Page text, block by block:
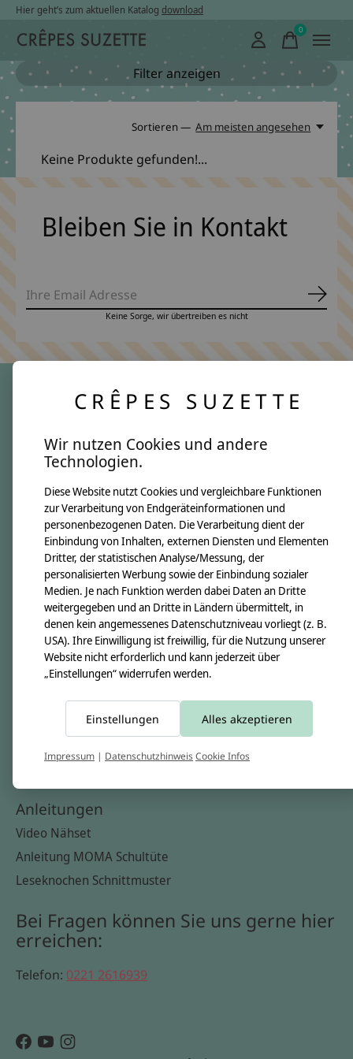
Hier geht’s zum aktuellen Katalog download
0items
Filter anzeigen
Sortieren — Am meisten angesehen
Keine Produkte gefunden!...
Bleiben Sie in Kontakt
Keine Sorge, wir übertreiben es nicht
Über uns
Unsere Creppies
Nähkästchen
Unsere Stoffe
Impressum
Informationen
Kontakt
Versandkosten & Rücksendungen
Zahlungsarten
Widerrufsbelehrung
Anleitungen
Video Nähset
Anleitung MOMA Schultüte
Leseknochen Schnittmuster
Bei Fragen können Sie uns gerne hier
erreichen:
Telefon: 0221 2616939
CRÊPES SUZETTE
Wir nutzen Cookies und andere
Technologien.
Diese Website nutzt Cookies und vergleichbare Funktionen
zur Verarbeitung von Endgeräteinformationen und
personenbezogenen Daten. Die Verarbeitung dient der
Einbindung von Inhalten, externen Diensten und Elementen
Dritter, der statistischen Analyse/Messung, der
personalisierten Werbung sowie der Einbindung sozialer
Medien. Je nach Funktion werden dabei Daten an Dritte
weitergegeben und an Dritte in Ländern übermittelt, in
denen kein angemessenes Datenschutzniveau vorliegt (z. B.
USA). Ihre Einwilligung ist freiwillig, für die Nutzung unserer
Website nicht erforderlich und kann jederzeit über
„Einstellungen“ widerrufen werden.
Einstellungen Alles akzeptieren
Impressum | DatenschutzhinweisCookie Infos